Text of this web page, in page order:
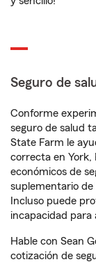
Seguro de
Conforme
seguro de salud
State Farm le
correcta en York,
económicos de
suplementario
Incluso puede
incapacidad para
Hable con Sean
cotización de